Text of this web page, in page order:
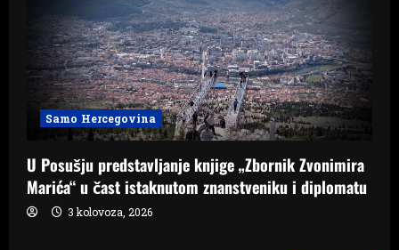
Samo Hercegovina
U Posušju predstavljanje knjige „Zbornik Zvonimira
Marića“ u čast istaknutom znanstveniku i diplomatu
3 kolovoza, 2026